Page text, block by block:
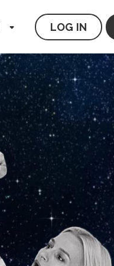
LOG IN